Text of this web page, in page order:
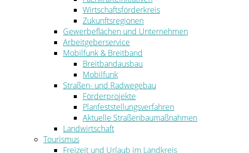
Wirtschaftsförderkreis
Zukunftsregionen
Gewerbeflächen und Unternehmen
Arbeitgeberservice
Mobilfunk & Breitband
Breitbandausbau
Mobilfunk
Straßen- und Radwegebau
Förderprojekte
Planfeststellungsverfahren
Aktuelle Straßenbaumaßnahmen
Landwirtschaft
Tourismus
Freizeit und Urlaub im Landkreis